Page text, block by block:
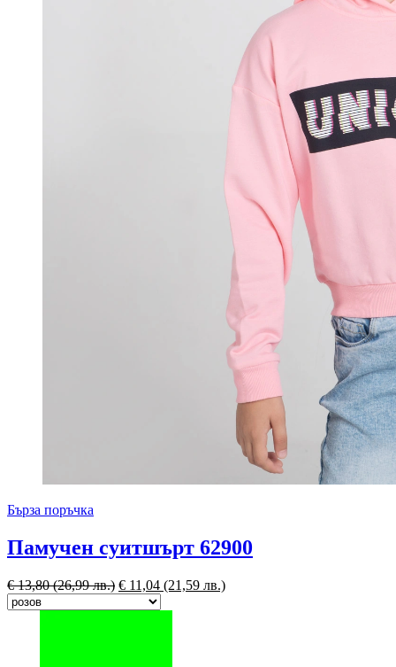
Бърза поръчка
Памучен суитшърт 62900
€13,80(26,99 лв.) € 11,04 (21,59 лв.)